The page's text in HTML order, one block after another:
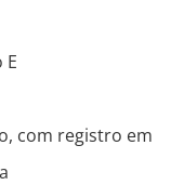
E
com registro em